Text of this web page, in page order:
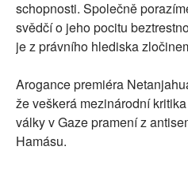
schopnosti. Společně
svědčí o jeho pocitu
je z právního hlediska
Arogance premiéra
že veškerá mezinárodní
války v Gaze pramení z
Hamásu.